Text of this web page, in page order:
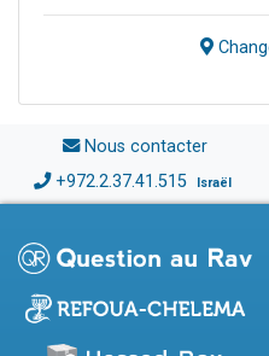
Nous contacter
+972.2.37.41.515 Israël